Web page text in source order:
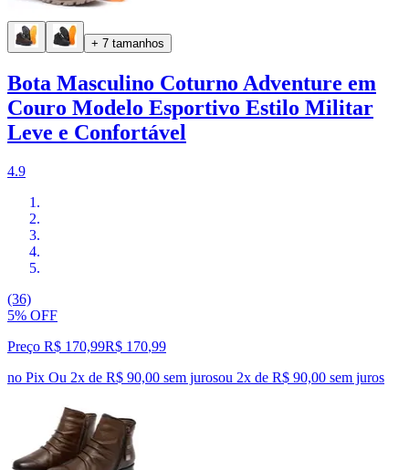
+ 7 tamanhos
Bota Masculino Coturno Adventure em
Couro Modelo Esportivo Estilo Militar
Leve e Confortável
4.9
(36)
5% OFF
Preço R$ 170,99R$ 170,99
no Pix Ou 2x de R$ 90,00 sem jurosou 2x de R$ 90,00 sem juros